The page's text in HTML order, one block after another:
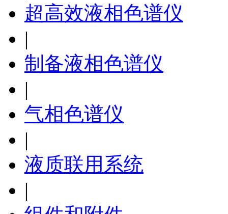
超高效液相色谱仪
|
制备液相色谱仪
|
气相色谱仪
|
液质联用系统
|